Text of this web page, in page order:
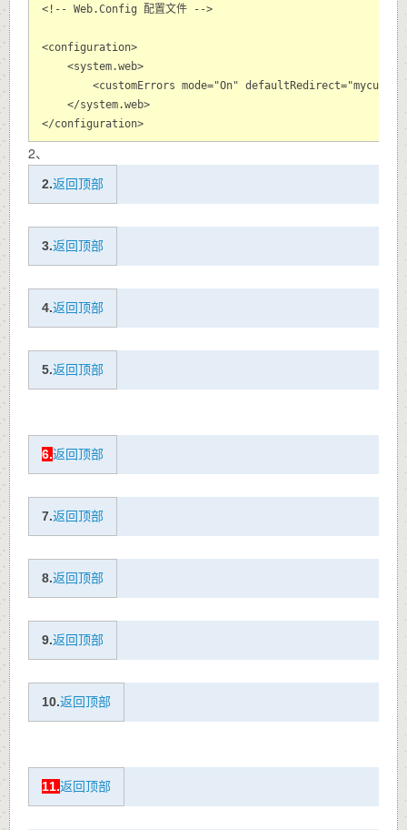
<!-- Web.Config 配置文件 -->
<configuration>
    <system.web>
<customErrors mode="On"
    </system.web>
</configuration>
2、
2.返回顶部
3.返回顶部
4.返回顶部
5.返回顶部
6.返回顶部
7.返回顶部
8.返回顶部
9.返回顶部
10.返回顶部
11.返回顶部